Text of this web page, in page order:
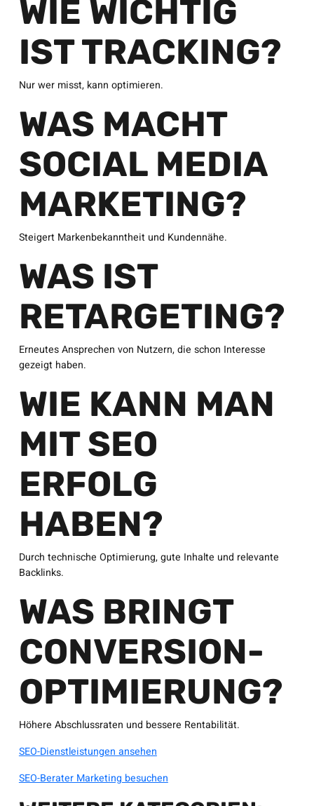
WIE WICHTIG
IST TRACKING?
Nur wer misst, kann optimieren.
WAS MACHT
SOCIAL MEDIA
MARKETING?
Steigert Markenbekanntheit und Kundennähe.
WAS IST
RETARGETING?
Erneutes Ansprechen von Nutzern, die schon Interesse
gezeigt haben.
WIE KANN MAN
MIT SEO
ERFOLG
HABEN?
Durch technische Optimierung, gute Inhalte und relevante
Backlinks.
WAS BRINGT
CONVERSION-
OPTIMIERUNG?
Höhere Abschlussraten und bessere Rentabilität.
SEO-Dienstleistungen ansehen
SEO-Berater Marketing besuchen